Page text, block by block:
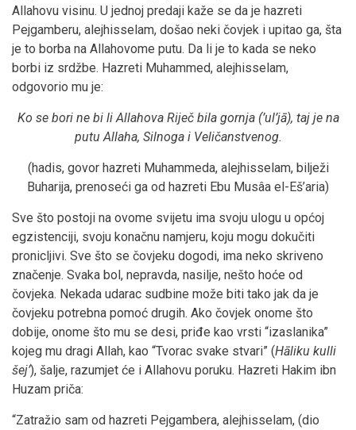
Allahovu visinu. U jednoj predaji kaže se da je hazreti
Pejgamberu, alejhisselam, došao neki čovjek i upitao ga, šta
je to borba na Allahovome putu. Da li je to kada se neko
borbi iz srdžbe. Hazreti Muhammed, alejhisselam,
odgovorio mu je:
Ko se bori ne bi li Allahova Riječ bila gornja (’ul’jā), taj je na
putu Allaha, Silnoga i Veličanstvenog.
(hadis, govor hazreti Muhammeda, alejhisselam, bilježi
Buharija, prenoseći ga od hazreti Ebu Musâa el-Eš’aria)
Sve što postoji na ovome svijetu ima svoju ulogu u općoj
egzistenciji, svoju konačnu namjeru, koju mogu dokučiti
pronicljivi. Sve što se čovjeku dogodi, ima neko skriveno
značenje. Svaka bol, nepravda, nasilje, nešto hoće od
čovjeka. Nekada udarac sudbine može biti tako jak da je
čovjeku potrebna pomoć drugih. Ako čovjek onome što
dobije, onome što mu se desi, priđe kao vrsti “izaslanika”
kojeg mu dragi Allah, kao “Tvorac svake stvari” (Hāliku kulli
šej’), šalje, razumjet će i Allahovu poruku. Hazreti Hakim ibn
Huzam priča:
“Zatražio sam od hazreti Pejgambera, alejhisselam, (dio